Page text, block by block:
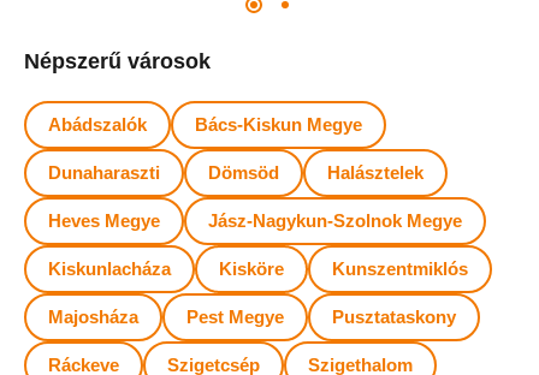
Népszerű városok
Abádszalók Bács-Kiskun Megye
Dunaharaszti Dömsöd Halásztelek
Heves Megye Jász-Nagykun-Szolnok Megye
Kiskunlacháza Kisköre Kunszentmiklós
Majosháza Pest Megye Pusztataskony
Ráckeve Szigetcsép Szigethalom